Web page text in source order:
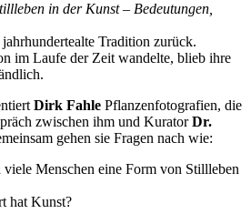
in der Kunst – Bedeutungen,
Tradition zurück.
im Laufe der Zeit wandelte, blieb ihre
Dirk Fahle Pflanzenfotografien, die
zwischen ihm und KuratorDr.
gehen sie Fragen nach wie:
viele Menschen eine Form von Stillleben
hat Kunst?